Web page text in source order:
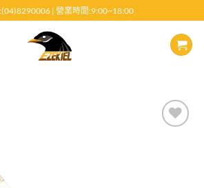
| 營業時間:9:00~18:00